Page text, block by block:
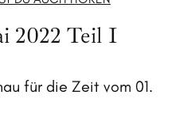
2022 Teil I
für die Zeit vom 01.